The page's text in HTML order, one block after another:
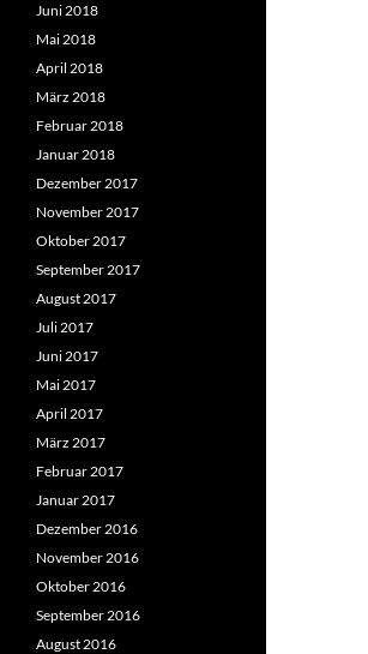
Juni 2018
Mai 2018
April 2018
März 2018
Februar 2018
Januar 2018
Dezember 2017
November 2017
Oktober 2017
September 2017
August 2017
Juli 2017
Juni 2017
Mai 2017
April 2017
März 2017
Februar 2017
Januar 2017
Dezember 2016
November 2016
Oktober 2016
September 2016
August 2016